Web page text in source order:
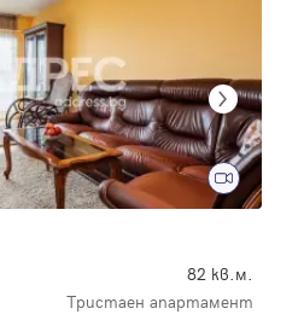
82 кв.м.
Тристаен апартамент